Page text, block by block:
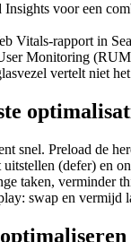
voor een
Vitals-rapport in
Monitoring
vertelt niet
snel. Preload de
(defer) en
taken, verminder
swap en